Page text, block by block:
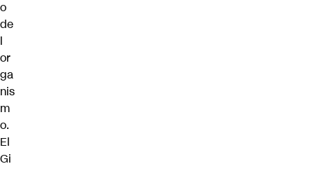
o
de
l
or
ga
nis
m
o.
El
Gi